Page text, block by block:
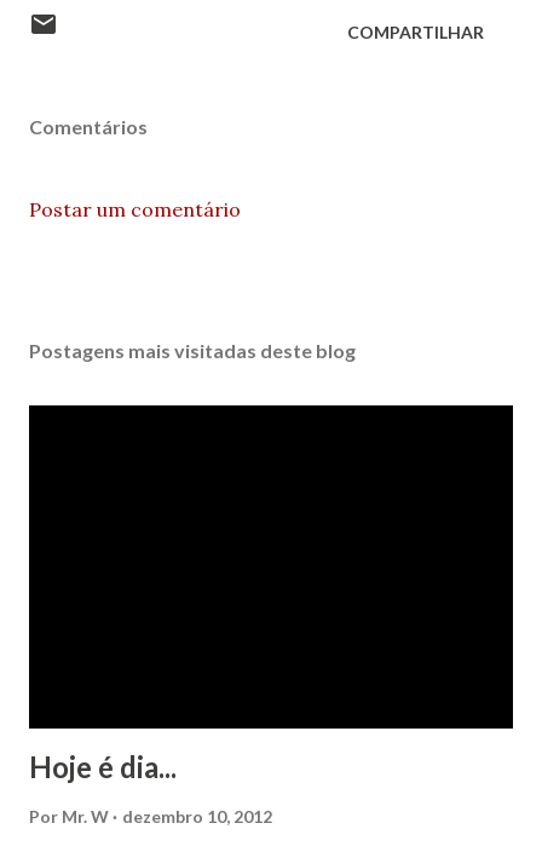
COMPARTILHAR
Comentários
Postar um comentário
Postagens mais visitadas deste blog
Hoje é dia...
Por Mr. W dezembro 10, 2012